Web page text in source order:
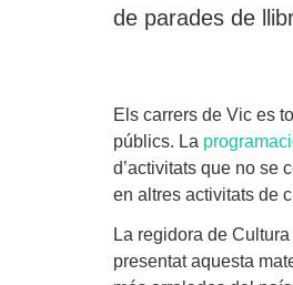
de parades de
Els carrers de Vic es
públics. La
d’activitats que no se
en altres activitats de
La regidora de
presentat aquesta